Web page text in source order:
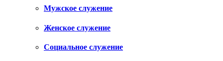
Мужское служение
Женское служение
Социальное служение